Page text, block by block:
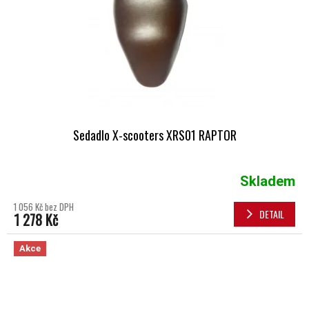
Sedadlo X-scooters XRS01 RAPTOR
Skladem
1 056 Kč bez DPH
1 278 Kč DETAIL
Akce